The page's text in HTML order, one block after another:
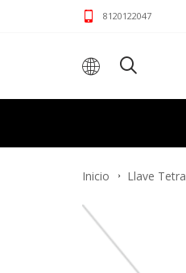
8120122047
Inicio Llave Tetra